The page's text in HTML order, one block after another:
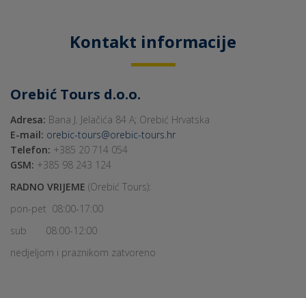
Kontakt informacije
Orebić Tours d.o.o.
Adresa: Bana J. Jelačića 84 A; Orebić Hrvatska
E-mail: orebic-tours@orebic-tours.hr
Telefon: +385 20 714 054
GSM: +385 98 243 124
RADNO VRIJEME (Orebić Tours):
pon-pet 08:00-17:00
sub 08:00-12:00
nedjeljom i praznikom zatvoreno